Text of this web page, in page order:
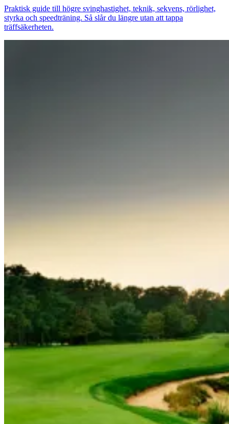
Praktisk guide till högre svinghastighet, teknik, sekvens, rörlighet,
styrka och speedträning. Så slår du längre utan att tappa
träffsäkerheten.